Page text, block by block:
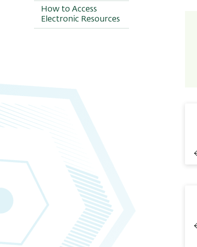
by Categories
Movie Databases
How to Access
Electronic Resources